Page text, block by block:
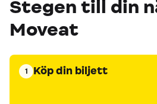
Stegen till din
Moveat
1 Köp din biljett